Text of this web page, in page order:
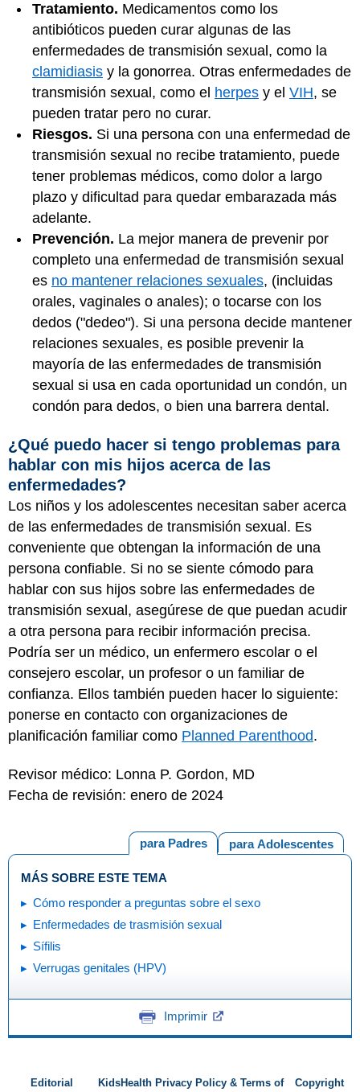
Tratamiento. Medicamentos como los
antibióticos pueden curar algunas de las
enfermedades de transmisión sexual, como la
clamidiasis y la gonorrea. Otras enfermedades de
transmisión sexual, como el herpes y el VIH, se
pueden tratar pero no curar.
Riesgos. Si una persona con una enfermedad de
transmisión sexual no recibe tratamiento, puede
tener problemas médicos, como dolor a largo
plazo y dificultad para quedar embarazada más
adelante.
Prevención. La mejor manera de prevenir por
completo una enfermedad de transmisión sexual
es no mantener relaciones sexuales, (incluidas
orales, vaginales o anales); o tocarse con los
dedos ("dedeo"). Si una persona decide mantener
relaciones sexuales, es posible prevenir la
mayoría de las enfermedades de transmisión
sexual si usa en cada oportunidad un condón, un
condón para dedos, o bien una barrera dental.
¿Qué puedo hacer si tengo problemas para
hablar con mis hijos acerca de las
enfermedades?
Los niños y los adolescentes necesitan saber acerca
de las enfermedades de transmisión sexual. Es
conveniente que obtengan la información de una
persona confiable. Si no se siente cómodo para
hablar con sus hijos sobre las enfermedades de
transmisión sexual, asegúrese de que puedan acudir
a otra persona para recibir información precisa.
Podría ser un médico, un enfermero escolar o el
consejero escolar, un profesor o un familiar de
confianza. Ellos también pueden hacer lo siguiente:
ponerse en contacto con organizaciones de
planificación familiar como Planned Parenthood.
Revisor médico: Lonna P. Gordon, MD
Fecha de revisión: enero de 2024
para Adolescentes
para Padres
MÁS SOBRE ESTE TEMA
Cómo responder a preguntas sobre el sexo
Enfermedades de trasmisión sexual
Sífilis
Verrugas genitales (HPV)
Imprimir
Editorial KidsHealth Privacy Policy & Terms of Copyright